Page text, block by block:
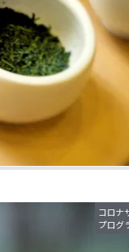
コロナ
プログ